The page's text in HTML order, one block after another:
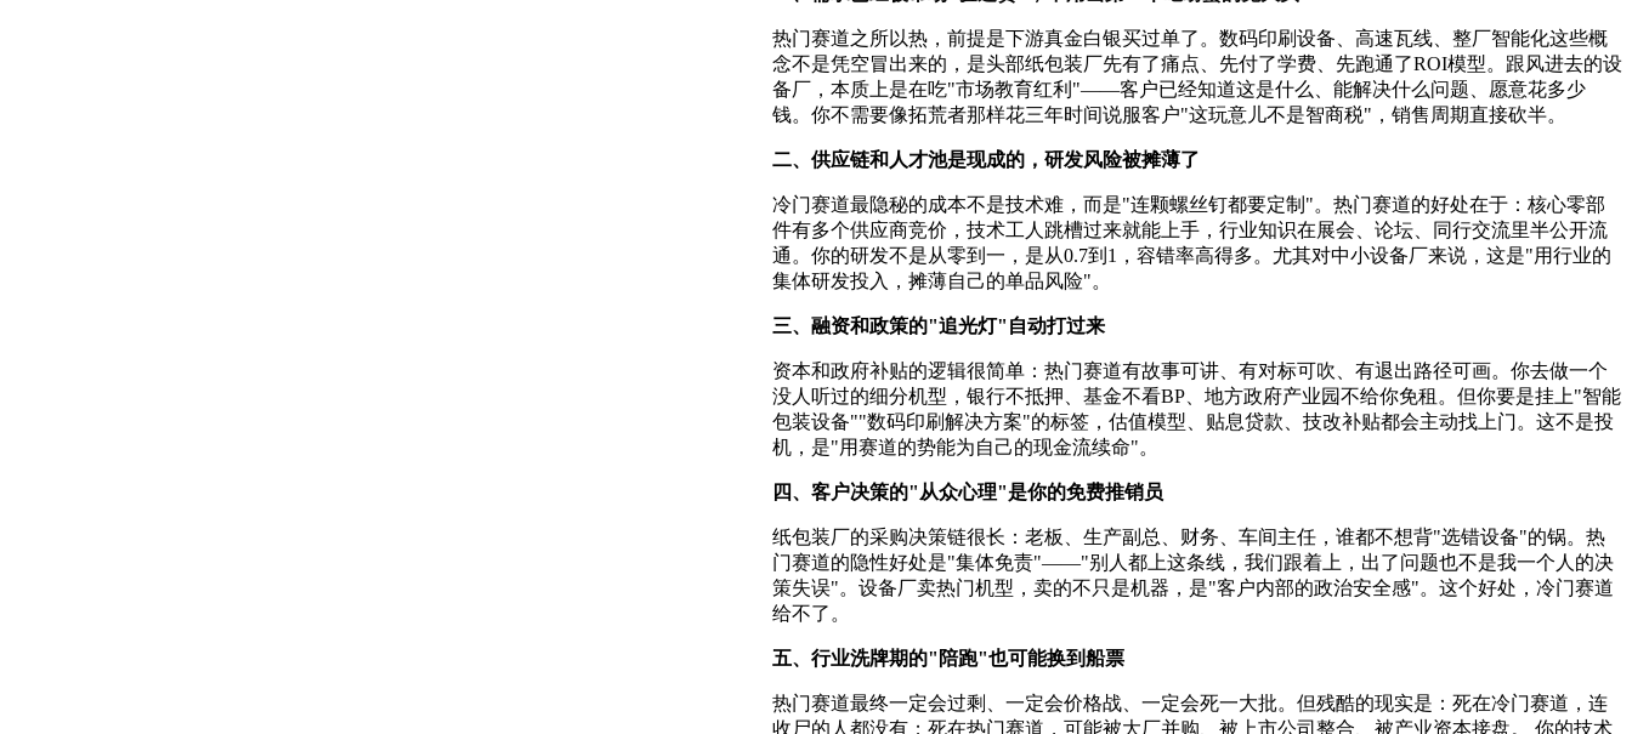
热门赛道之所以热，前提是下游真金白银买过单了。数码印刷设备、高速瓦线、整厂智能化这些概
念不是凭空冒出来的，是头部纸包装厂先有了痛点、先付了学费、先跑通了ROI模型。跟风进去的设
备厂，本质上是在吃"市场教育红利"——客户已经知道这是什么、能解决什么问题、愿意花多少
钱。你不需要像拓荒者那样花三年时间说服客户"这玩意儿不是智商税"，销售周期直接砍半。
二、供应链和人才池是现成的，研发风险被摊薄了
冷门赛道最隐秘的成本不是技术难，而是"连颗螺丝钉都要定制"。热门赛道的好处在于：核心零部
件有多个供应商竞价，技术工人跳槽过来就能上手，行业知识在展会、论坛、同行交流里半公开流
通。你的研发不是从零到一，是从0.7到1，容错率高得多。尤其对中小设备厂来说，这是"用行业的
集体研发投入，摊薄自己的单品风险"。
三、融资和政策的"追光灯"自动打过来
资本和政府补贴的逻辑很简单：热门赛道有故事可讲、有对标可吹、有退出路径可画。你去做一个
没人听过的细分机型，银行不抵押、基金不看BP、地方政府产业园不给你免租。但你要是挂上"智能
包装设备""数码印刷解决方案"的标签，估值模型、贴息贷款、技改补贴都会主动找上门。这不是投
机，是"用赛道的势能为自己的现金流续命"。
四、客户决策的"从众心理"是你的免费推销员
纸包装厂的采购决策链很长：老板、生产副总、财务、车间主任，谁都不想背"选错设备"的锅。热
门赛道的隐性好处是"集体免责"——"别人都上这条线，我们跟着上，出了问题也不是我一个人的决
策失误"。设备厂卖热门机型，卖的不只是机器，是"客户内部的政治安全感"。这个好处，冷门赛道
给不了。
五、行业洗牌期的"陪跑"也可能换到船票
热门赛道最终一定会过剩、一定会价格战、一定会死一大批。但残酷的现实是：死在冷门赛道，连
收尸的人都没有；死在热门赛道，可能被大厂并购、被上市公司整合、被产业资本接盘。 你的技术